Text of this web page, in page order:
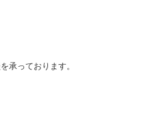
承っております。